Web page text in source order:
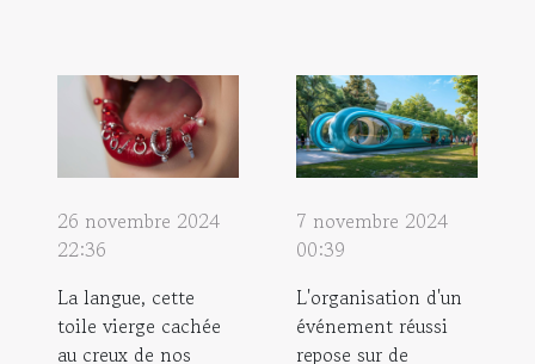
26 novembre 2024
22:36
La langue, cette
toile vierge cachée
au creux de nos
7 novembre 2024
00:39
L'organisation d'un
événement réussi
repose sur de